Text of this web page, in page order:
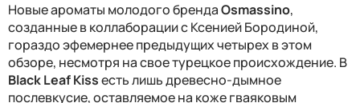
Новыеароматы молодогобрендаOsmassino,
созданныев коллаборации с Ксенией Бородиной,
гораздо эфемернее предыдущих четырех в этом
обзоре, несмотря на свое турецкое происхождение. В
Black Leaf Kissесть лишь древесно-дымное
послевкусие, оставляемое на коже гваяковым